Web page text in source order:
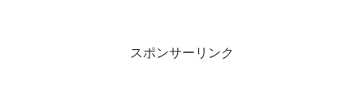
スポンサーリンク